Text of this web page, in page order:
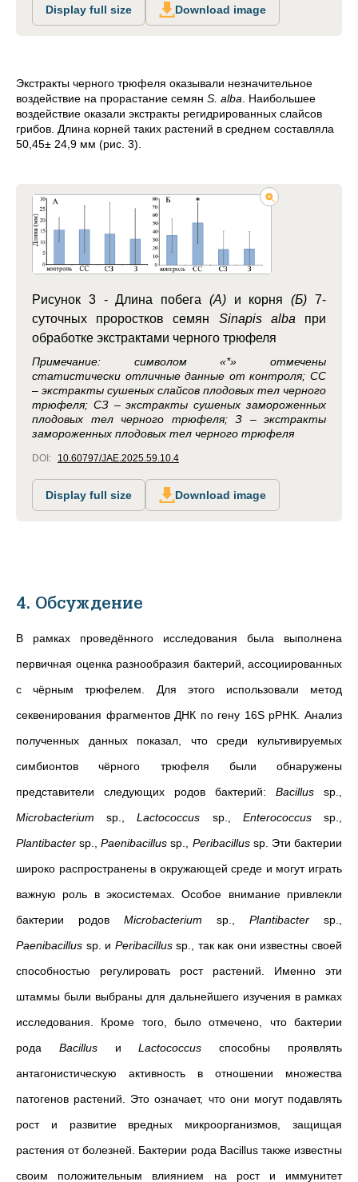
Display full size Download image
Экстракты черного трюфеля оказывали незначительное
воздействие на прорастание семян S. аlba. Наибольшее
воздействие оказали экстракты регидрированных слайсов
грибов. Длина корней таких растений в среднем составляла
50,45± 24,9 мм (рис. 3).
Рисунок 3 -Длина побега (А)и корня(Б) 7-
суточных проростков семян Sinapis albaпри
обработке экстрактами черного трюфеля
Примечание: символом «*» отмечены
статистически отличные данные от контроля; СС
– экстракты сушеных слайсов плодовых тел черного
трюфеля; СЗ – экстракты сушеных замороженных
плодовых тел черного трюфеля; З – экстракты
замороженных плодовых тел черного трюфеля
DOI: 10.60797/JAE.2025.59.10.4
Display full size Download image
4. Обсуждение
В рамках проведённого исследования была выполнена
первичная оценка разнообразия бактерий, ассоциированных
с чёрным трюфелем. Для этого использовали метод
секвенирования фрагментов ДНК по гену 16S рРНК. Анализ
полученных данных показал, что среди культивируемых
симбионтов чёрного трюфеля были обнаружены
представители следующих родов бактерий: Bacillus sp.,
Microbacterium sp.,Lactococcus sp., Enterococcussp.,
Plantibacter sp.,Paenibacillussp., Peribacillussp. Эти бактерии
широко распространены в окружающей среде и могут играть
важную роль в экосистемах. Особое внимание привлекли
бактерии родов Microbacterium sp., Plantibacter sp.,
Paenibacillus sp. и Peribacillussp., так как они известны своей
способностью регулировать рост растений. Именно эти
штаммы были выбраны для дальнейшего изучения в рамках
исследования. Кроме того, было отмечено, что бактерии
рода BacillusиLactococcus способны проявлять
антагонистическую активность в отношении множества
патогенов растений. Это означает, что они могут подавлять
рост и развитие вредных микроорганизмов, защищая
растения от болезней. Бактерии рода Bacillus также известны
своим положительным влиянием на рост и иммунитет